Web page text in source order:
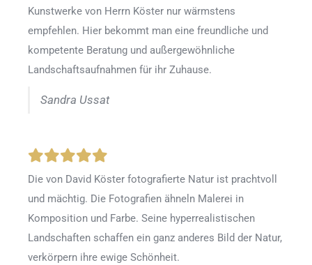
Kunstwerke von Herrn Köster nur wärmstens
empfehlen. Hier bekommt man eine freundliche und
kompetente Beratung und außergewöhnliche
Landschaftsaufnahmen für ihr Zuhause.
Sandra Ussat
Die von David Köster fotografierte Natur ist prachtvoll
und mächtig. Die Fotografien ähneln Malerei in
Komposition und Farbe. Seine hyperrealistischen
Landschaften schaffen ein ganz anderes Bild der Natur,
verkörpern ihre ewige Schönheit.